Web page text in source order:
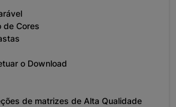
de Cores
o Download
de matrizes de Alta Qualidade